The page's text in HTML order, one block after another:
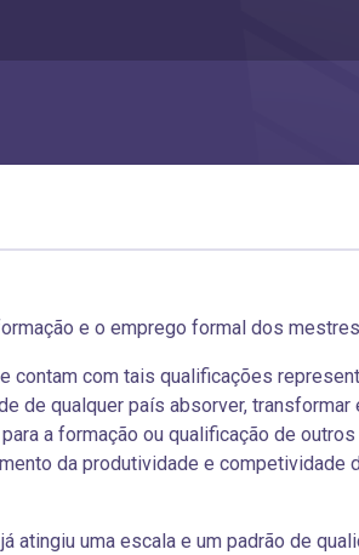
e o emprego formal dos
contam com tais qualificações
de qualquer país absorver,
a formação ou qualificação de
da produtividade e competividade
atingiu uma escala e um padrão de